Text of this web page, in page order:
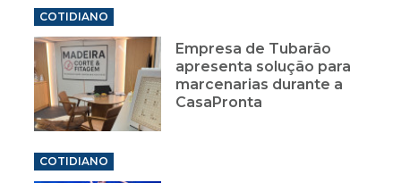
COTIDIANO
Empresa de Tubarão
apresenta solução para
marcenarias durante a
CasaPronta
COTIDIANO